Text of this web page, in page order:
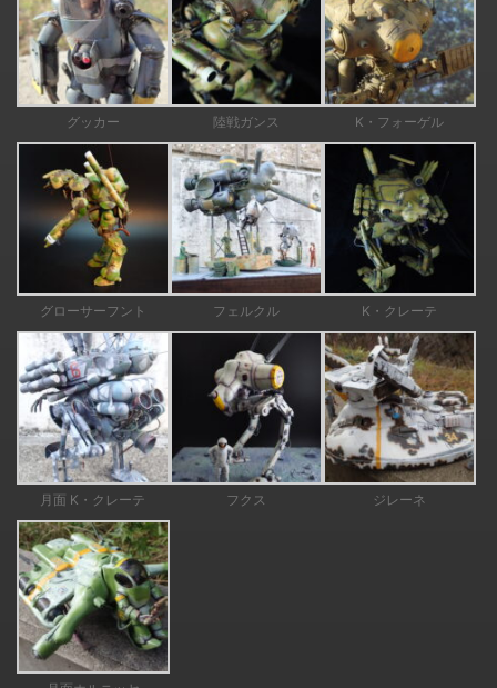
グッカー 陸戦ガンス K・フォーゲル
グローサーフント フェルクル K・クレーテ
月面 K・クレーテ フクス ジレーネ